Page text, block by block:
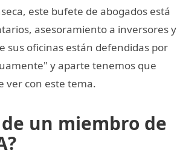
este bufete de abogados está
asesoramiento a inversores y
sus oficinas están defendidas por
y aparte tenemos que
ver con este tema.
un miembro de